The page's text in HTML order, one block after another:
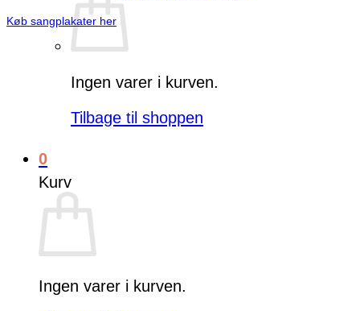
Ingen varer i kurven.
Tilbage til shoppen
0
Kurv
Ingen varer i kurven.
Køb sangplakater her